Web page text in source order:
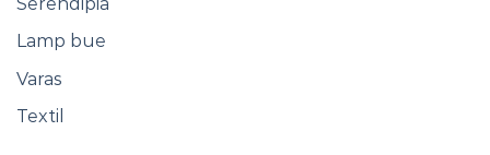
Lamp bue
Varas
Textil